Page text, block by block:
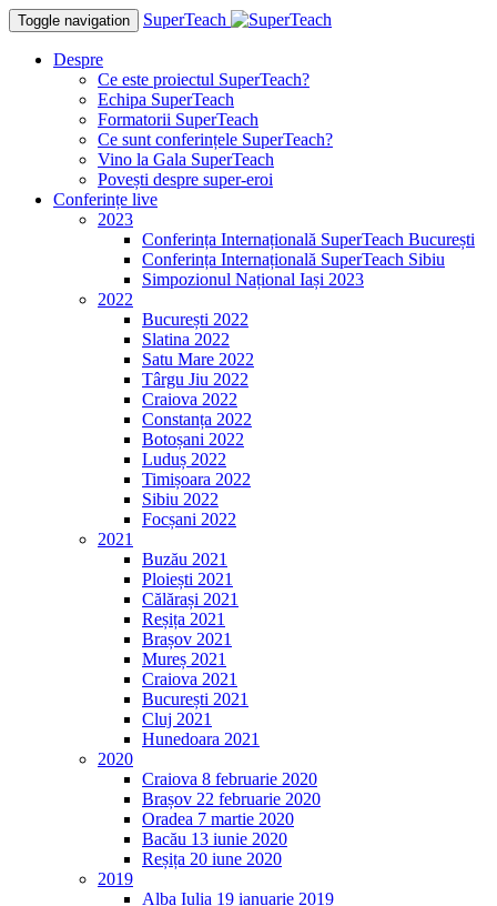
Toggle navigation SuperTeach
Despre
Ce este proiectul SuperTeach?
Echipa SuperTeach
Formatorii SuperTeach
Ce sunt conferințele SuperTeach?
Vino la Gala SuperTeach
Povești despre super-eroi
Conferințe live
2023
Conferința Internațională SuperTeach București
Conferința Internațională SuperTeach Sibiu
Simpozionul Național Iași 2023
2022
București 2022
Slatina 2022
Satu Mare 2022
Târgu Jiu 2022
Craiova 2022
Constanța 2022
Botoșani 2022
Luduș 2022
Timișoara 2022
Sibiu 2022
Focșani 2022
2021
Buzău 2021
Ploiești 2021
Călărași 2021
Reșița 2021
Brașov 2021
Mureș 2021
Craiova 2021
București 2021
Cluj 2021
Hunedoara 2021
2020
Craiova 8 februarie 2020
Brașov 22 februarie 2020
Oradea 7 martie 2020
Bacău 13 iunie 2020
Reșița 20 iune 2020
2019
Alba Iulia 19 ianuarie 2019